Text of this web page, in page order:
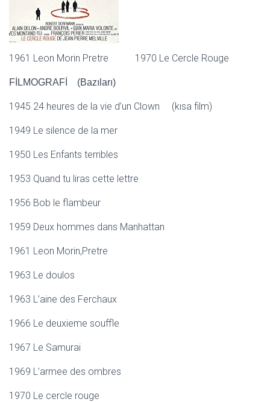
1961 Leon Morin Pretre 1970 Le Cercle Rouge
FİLMOGRAFİ (Bazıları)
1945 24 heures de la vie d’un Clown (kısa film)
1949 Le silence de la mer
1950 Les Enfants terribles
1953 Quand tu liras cette lettre
1956 Bob le flambeur
1959 Deux hommes dans Manhattan
1961 Leon Morin,Pretre
1963 Le doulos
1963 L’aine des Ferchaux
1966 Le deuxieme souffle
1967 Le Samurai
1969 L’armee des ombres
1970 Le cercle rouge